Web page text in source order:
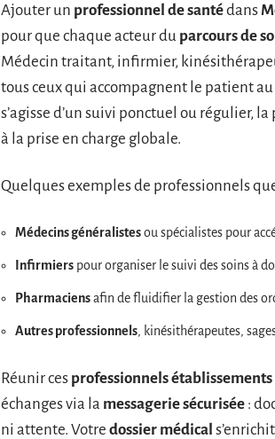
Ajouter un professionnel de santédans
pour que chaque acteur du parcours de
Médecin traitant, infirmier,
tous ceux qui accompagnent le patient
s’agisse d’un suivi ponctuel ou régulier,
à la prise en charge globale.
Quelques exemples de professionnels
Médecins généralistesou spécialistes pour
Infirmiers pour organiser le suivi des soins à
Pharmaciensafin de fluidifier la gestion des
Autres professionnels, kinésithérapeutes,
Réunir ces professionnels établissements
échanges via la messagerie sécurisée :
ni attente. Votre dossier médical